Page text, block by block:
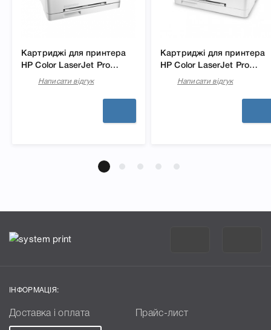
Картриджі для принтера
HP Color LaserJet Pro
M277dwНаписати відгук
Картриджі для принтера
HP Color LaserJet Pro
M252nНаписати відгук
ІНФОРМАЦІЯ:
Доставка і оплата Прайс-лист